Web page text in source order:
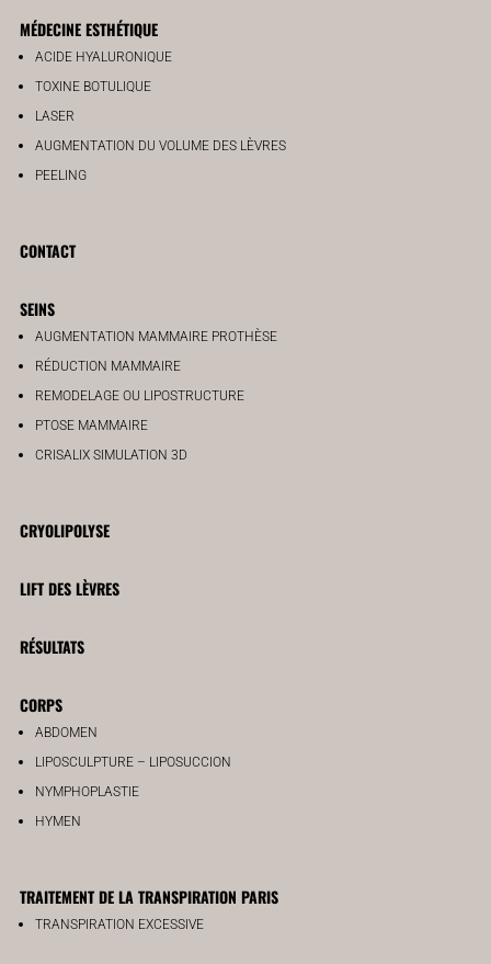
MÉDECINE ESTHÉTIQUE
ACIDE HYALURONIQUE
TOXINE BOTULIQUE
LASER
AUGMENTATION DU VOLUME DES LÈVRES
PEELING
CONTACT
SEINS
AUGMENTATION MAMMAIRE PROTHÈSE
RÉDUCTION MAMMAIRE
REMODELAGE OU LIPOSTRUCTURE
PTOSE MAMMAIRE
CRISALIX SIMULATION 3D
CRYOLIPOLYSE
LIFT DES LÈVRES
RÉSULTATS
CORPS
ABDOMEN
LIPOSCULPTURE – LIPOSUCCION
NYMPHOPLASTIE
HYMEN
TRAITEMENT DE LA TRANSPIRATION PARIS
TRANSPIRATION EXCESSIVE